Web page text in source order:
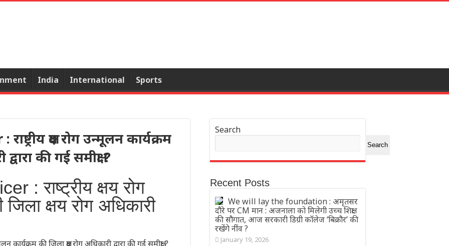
India International Sports
क्षय रोग उन्मूलन कार्यक्रम
की गई समीक्षा ?
: राष्ट्रीय क्षय रोग
क्षय रोग अधिकारी
Search
Search
Recent Posts
We will lay the foundation : अमृतसर
दौरे पर CM मान : अजनाला को मिलेगी उच्च शिक्षा
की सौगात, आज सरकारी डिग्री कॉलेज ‘बिक्रौर’ की
रखेंगे नींव ?
January 19, 2026